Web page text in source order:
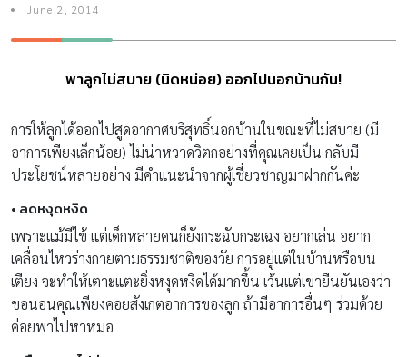
June 2, 2014
พาลูกไม่สบาย (นิดหน่อย) ออกไปนอกบ้านกัน!
การให้ลูกได้ออกไปสูดอากาศบริสุทธิ์นอกบ้านในขณะที่ไม่สบาย (มี
อาการเพียงเล็กน้อย) ไม่น่าหวาดวิตกอย่างที่คุณเคยเป็น กลับมี
ประโยชน์หลายอย่าง มีคำแนะนำจากผู้เชี่ยวชาญมาฝากกันค่ะ
• ลดหงุดหงิด
เพราะแม้มีไข้ แต่เด็กหลายคนก็ยังกระฉับกระเฉง อยากเล่น อยาก
เคลื่อนไหวร่างกายตามธรรมชาติของวัย การอยู่แต่ในบ้านหรือบน
เตียง จะทำให้เตาะแตะยิ่งหงุดหงิดได้มากขึ้น เว้นแต่เขายืนยันเองว่า
ขอนอนคุณเพียงคอยสังเกตอาการของลูก ถ้ามีอาการอื่นๆ ร่วมด้วย
ค่อยพาไปหาหมอ